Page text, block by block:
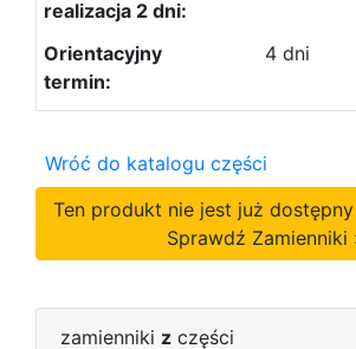
4 dni
Wróć do katalogu części
Ten produkt nie jest już
Sprawdź Zamienniki
zamienniki z części